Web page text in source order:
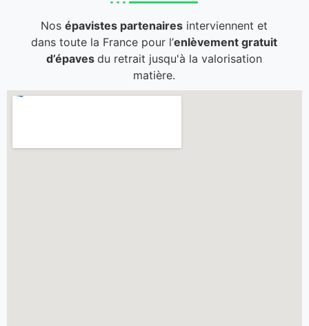
Nosépavistes partenaires interviennent et
dans toute la France pour l’enlèvement gratuit
d’épavesdu retrait jusqu'à la valorisation
matière.